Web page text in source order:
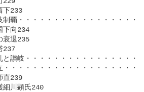
233
覇・・・・・・・・・・・・・・・・・
向234
退235
讃岐・・・・・・・・・・・・・・・・
・・・・・・・・・・・・・・・・・・
239
川顕氏240